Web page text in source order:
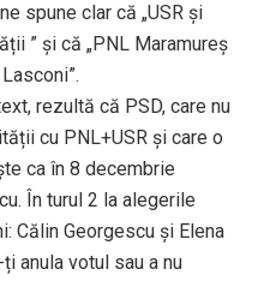
spune clar că „USR și
” și că „PNL Maramureș
rezultă că PSD, care nu
cu PNL+USR și care o
ca în 8 decembrie
În turul 2 la alegerile
Călin Georgescu și Elena
anula votul sau a nu